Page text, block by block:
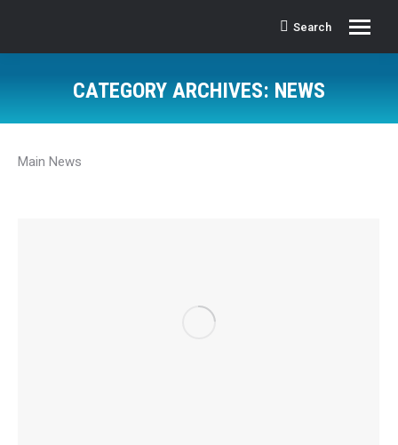
Search:
Search
CATEGORY ARCHIVES: NEWS
Main News